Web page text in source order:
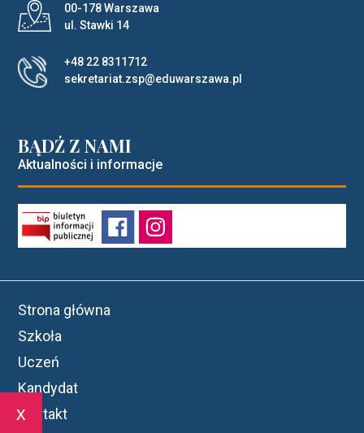
x
Adres pocztowy:
00-178 Warszawa
ul. Stawki 14
+48 22 8311712
sekretariat.zsp@eduwarszawa.pl
BĄDŹ Z NAMI
Aktualności i informacje
Strona główna
Szkoła
Uczeń
Kandydat
Kontakt